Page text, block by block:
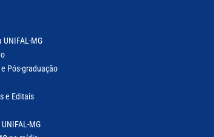
UNIFAL-MG
Pós-graduação
e Editais
MG